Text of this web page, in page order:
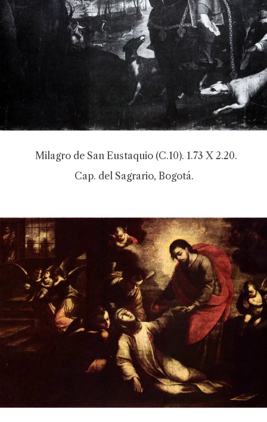
Milagro de San Eustaquio (C.10). 1.73 X 2.20.
Cap. del Sagrario, Bogotá.